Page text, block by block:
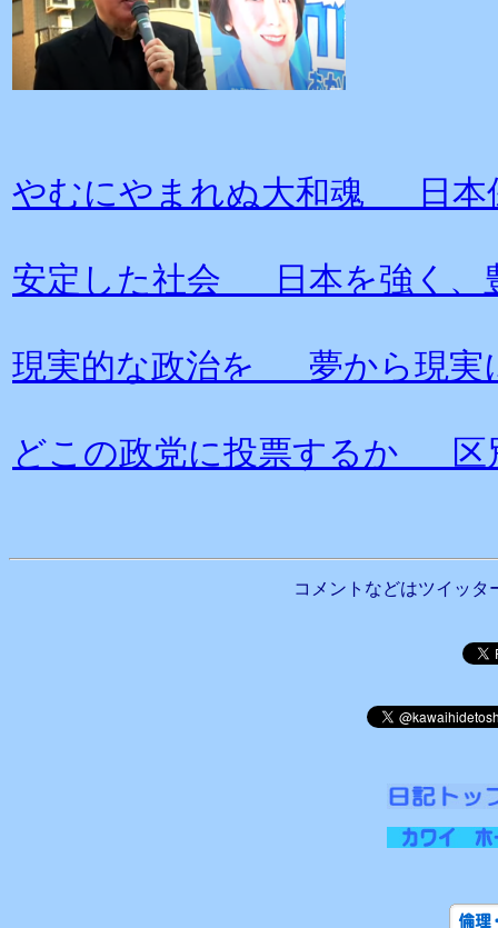
やむにやまれぬ大和魂 日本
安定した社会 日本を強く、
現実的な政治を 夢から現実
どこの政党に投票するか 区
コメントなどはツイッタ